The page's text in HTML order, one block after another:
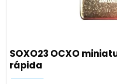
SOXO23 OCXO
rápida